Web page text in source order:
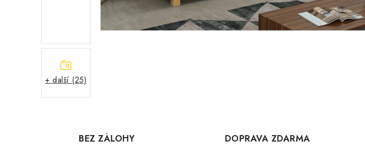
+ další (25)
BEZ ZÁLOHY DOPRAVA ZDARMA